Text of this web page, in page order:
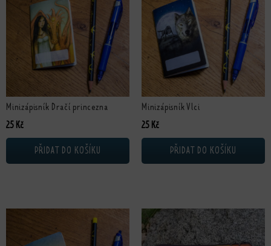
Minizápisník Dračí princezna
25 Kč
PŘIDAT DO KOŠÍKU
Minizápisník Vlci
25 Kč
PŘIDAT DO KOŠÍKU